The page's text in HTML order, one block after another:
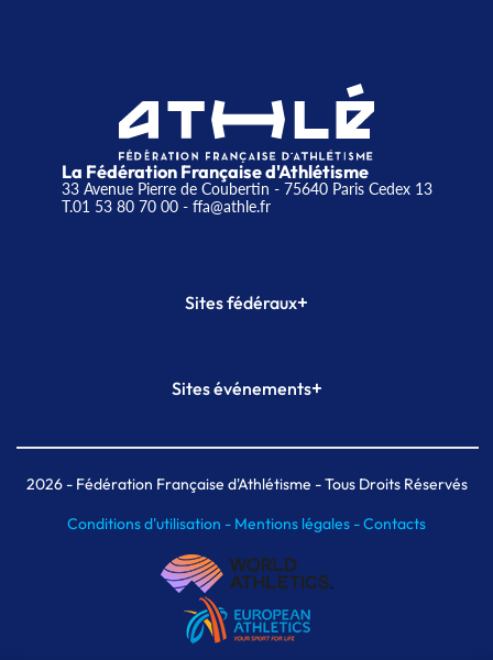
La Fédération Française d'Athlétisme
33 Avenue Pierre de Coubertin - 75640 Paris Cedex 13
T.01 53 80 70 00- ffa@athle.fr
Sites fédéraux+
Plateforme Formation
Sites événements+
Meeting de Paris indoor
MAIF Ekiden de Paris
2026- Fédération Française d'Athlétisme - Tous Droits Réservés
Conditions d'utilisation - Mentions légales -Contacts